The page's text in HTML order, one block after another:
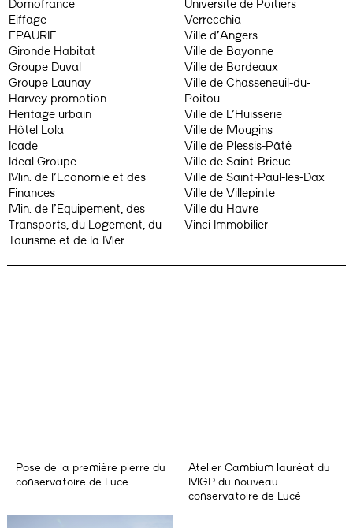
Domofrance
Eiffage
EPAURIF
Gironde Habitat
Groupe Duval
Groupe Launay
Harvey promotion
Héritage urbain
Hôtel Lola
Icade
Ideal Groupe
Min. de l’Economie et des
Finances
Min. de l’Equipement, des
Transports, du Logement, du
Tourisme et de la Mer
Université de Poitiers
Verrecchia
Ville d’Angers
Ville de Bayonne
Ville de Bordeaux
Ville de Chasseneuil-du-
Poitou
Ville de L’Huisserie
Ville de Mougins
Ville de Plessis-Pâté
Ville de Saint-Brieuc
Ville de Saint-Paul-lès-Dax
Ville de Villepinte
Ville du Havre
Vinci Immobilier
Pose de la première pierre du
conservatoire de Lucé
Atelier Cambium lauréat du
MGP du nouveau
conservatoire de Lucé